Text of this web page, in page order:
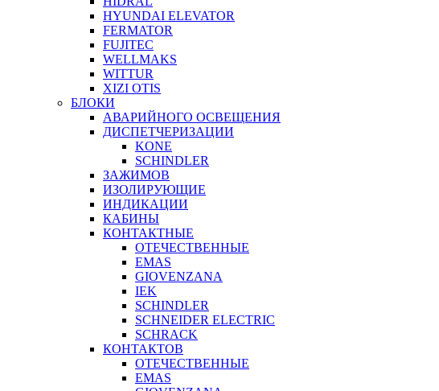
HYUNDAI ELEVATOR
FERMATOR
FUJITEC
WELLMAKS
WITTUR
XIZI OTIS
БЛОКИ
АВАРИЙНОГО ОСВЕЩЕНИЯ
ДИСПЕТЧЕРИЗАЦИИ
KONE
SCHINDLER
ЗАЖИМОВ
ИЗОЛИРУЮЩИЕ
ИНДИКАЦИИ
КАБИНЫ
КОНТАКТНЫЕ
ОТЕЧЕСТВЕННЫЕ
EMAS
GIOVENZANA
IEK
SCHINDLER
SCHNEIDER ELECTRIC
SCHRACK
КОНТАКТОВ
ОТЕЧЕСТВЕННЫЕ
EMAS